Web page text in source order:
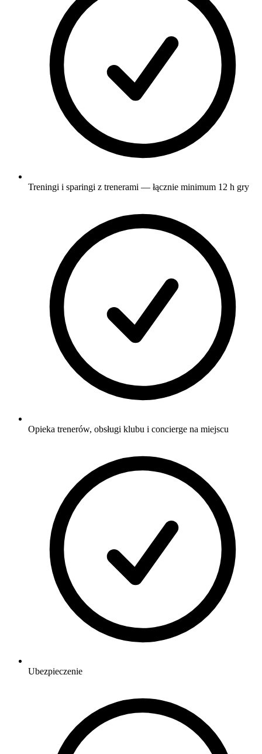
Treningi i sparingi z trenerami — łącznie minimum 12 h gry
Opieka trenerów, obsługi klubu i concierge na miejscu
Ubezpieczenie